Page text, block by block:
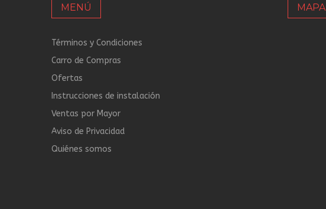
MENÚ
Términos y Condiciones
Carro de Compras
Ofertas
Instrucciones de instalación
Ventas por Mayor
Aviso de Privacidad
Quiénes somos
MAPA